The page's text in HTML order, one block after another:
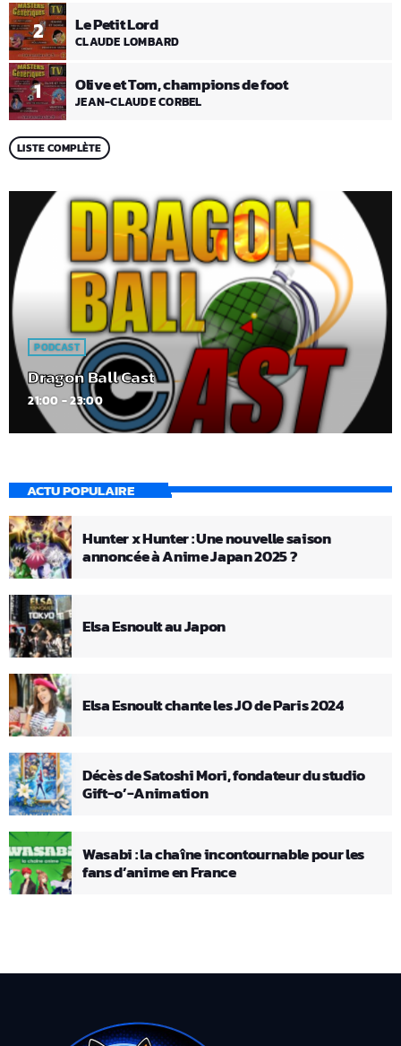
1 Olive et Tom, champions de foot
JEAN-CLAUDE CORBEL
2 Le Petit Lord
CLAUDE LOMBARD
LISTE COMPLÈTE
PODCAST
Dragon Ball Cast
21:00 - 23:00
ACTU POPULAIRE
Hunter x Hunter : Une nouvelle saison
annoncée à Anime Japan 2025 ?
Elsa Esnoult au Japon
Elsa Esnoult chante les JO de Paris 2024
Décès de Satoshi Mori, fondateur du studio
Gift-o’-Animation
Wasabi : la chaîne incontournable pour les
fans d’anime en France